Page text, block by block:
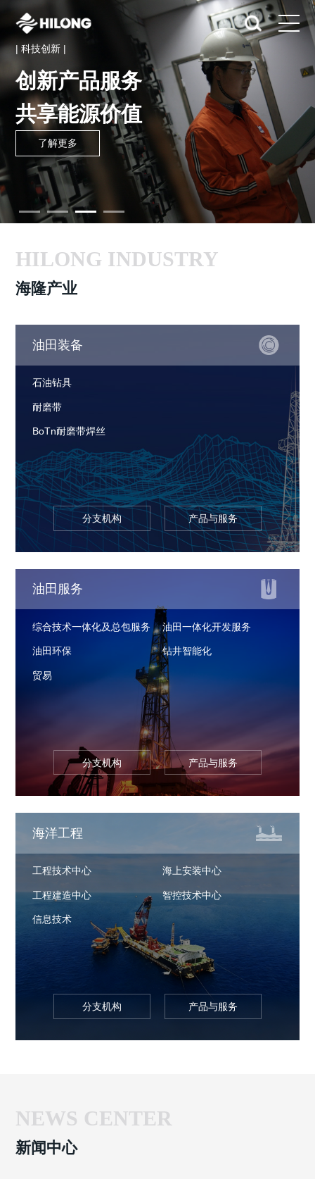
| 科技创新 |
创新产品服务
共享能源价值
了解更多
HILONG INDUSTRY
海隆产业
油田装备
石油钻具
耐磨带
BoTn耐磨带焊丝
分支机构 产品与服务
油田服务
综合技术一体化及总包服务 油田一体化开发服务
油田环保 钻井智能化
贸易
分支机构 产品与服务
海洋工程
工程技术中心 海上安装中心
工程建造中心 智控技术中心
信息技术
分支机构 产品与服务
NEWS CENTER
新闻中心